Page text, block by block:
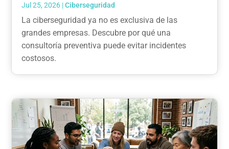
Jul 25, 2026 |Ciberseguridad
La ciberseguridad ya no es exclusiva de las
grandes empresas. Descubre por qué una
consultoría preventiva puede evitar incidentes
costosos.